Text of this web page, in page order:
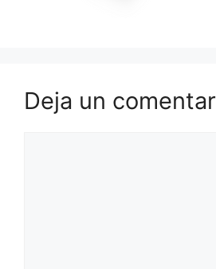
Deja un